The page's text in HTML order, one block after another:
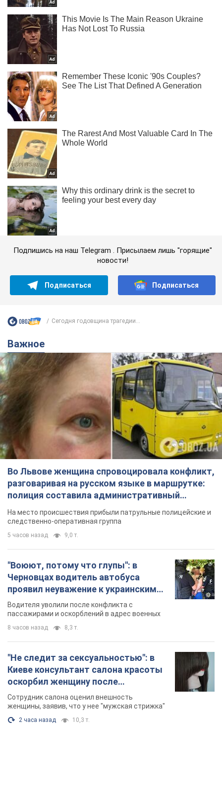
Подпишись на наш Telegram . Присылаем лишь "горящие"
новости!
Подписаться Подписаться
Сегодня годовщина трагедии...
Важное
Во Львове женщина спровоцировала конфликт,
разговаривая на русском языке в маршрутке:
полиция составила административный
протокол. Видео
На место происшествия прибыли патрульные полицейские и
следственно-оперативная группа
5 часов назад 9,0 т.
"Воюют, потому что глупы": в
Черновцах водитель автобуса
проявил неуважение к украинским
военным и поплатился за это.
Видео
Водителя уволили после конфликта с
пассажирами и оскорблений в адрес военных
8 часов назад 8,3 т.
"Не следит за сексуальностью": в
Киеве консультант салона красоты
оскорбил женщину после
химиотерапии, разгорелся скандал.
Фото
Сотрудник салона оценил внешность
женщины, заявив, что у нее "мужская стрижка"
2 часа назад 10,3 т.